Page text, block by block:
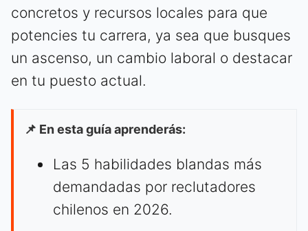
concretos y recursos locales para que
potencies tu carrera, ya sea que busques
un ascenso, un cambio laboral o destacar
en tu puesto actual.
📌 En esta guía aprenderás:
Las 5 habilidades blandas más
demandadas por reclutadores
chilenos en 2026.